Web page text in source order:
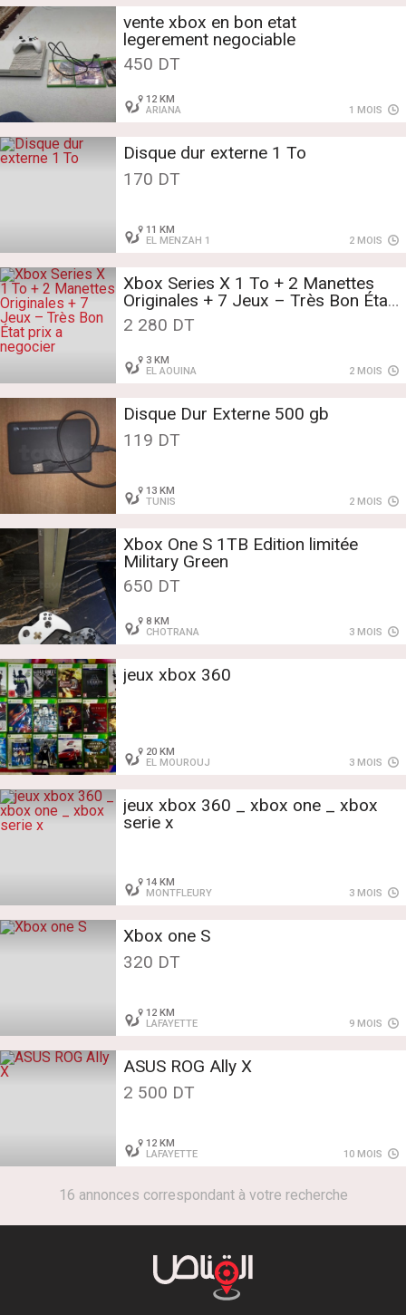
vente xbox en bon etat
legerement negociable
450 DT
12 KM
ARIANA
1 MOIS
Disque dur externe 1 To
170 DT
11 KM
EL MENZAH 1
2 MOIS
Xbox Series X 1 To + 2 Manettes
Originales + 7 Jeux – Très Bon État
prix a negocier
2 280 DT
3 KM
EL AOUINA
2 MOIS
Disque Dur Externe 500 gb
119 DT
13 KM
TUNIS
2 MOIS
Xbox One S 1TB Edition limitée
Military Green
650 DT
8 KM
CHOTRANA
3 MOIS
jeux xbox 360
20 KM
EL MOUROUJ
3 MOIS
jeux xbox 360 _ xbox one _ xbox
serie x
14 KM
MONTFLEURY
3 MOIS
Xbox one S
320 DT
12 KM
LAFAYETTE
9 MOIS
ASUS ROG Ally X
2 500 DT
12 KM
LAFAYETTE
10 MOIS
16 annonces correspondant à votre recherche